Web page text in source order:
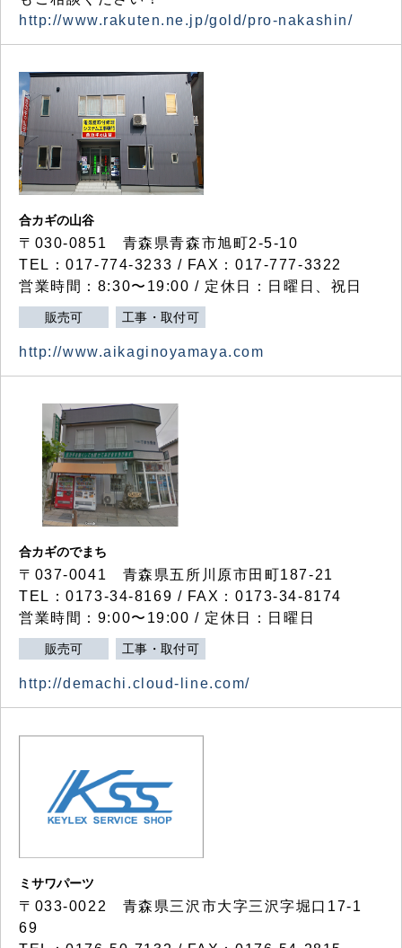
http://www.rakuten.ne.jp/gold/pro-nakashin/
合カギの山谷
〒030-0851 青森県青森市旭町2-5-10
TEL：017-774-3233 / FAX：017-777-3322
営業時間：8:30〜19:00 / 定休日：日曜日、祝日
販売可 工事・取付可
http://www.aikaginoyamaya.com
合カギのでまち
〒037-0041 青森県五所川原市田町187-21
TEL：0173-34-8169 / FAX：0173-34-8174
営業時間：9:00〜19:00 / 定休日：日曜日
販売可 工事・取付可
http://demachi.cloud-line.com/
ミサワパーツ
〒033-0022 青森県三沢市大字三沢字堀口17-1
69